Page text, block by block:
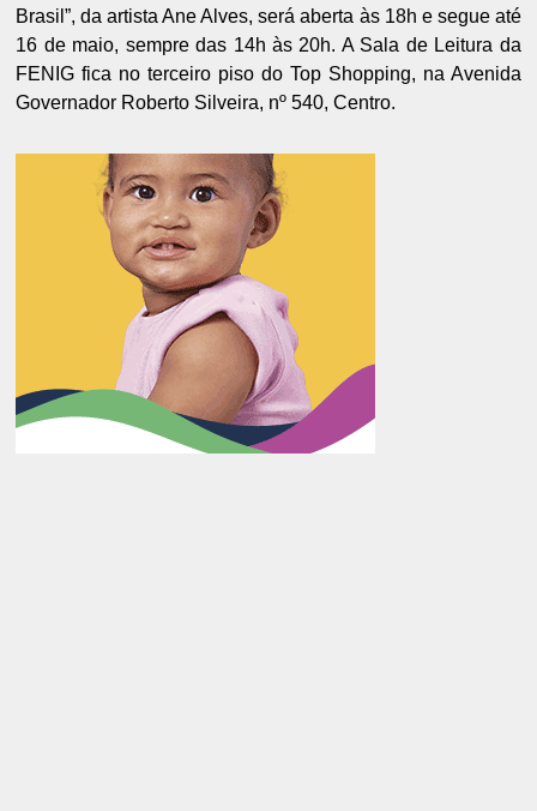
Brasil”, da artista Ane Alves, será aberta às 18h e segue até
16 de maio, sempre das 14h às 20h. A Sala de Leitura da
FENIG fica no terceiro piso do Top Shopping, na Avenida
Governador Roberto Silveira, nº 540, Centro.